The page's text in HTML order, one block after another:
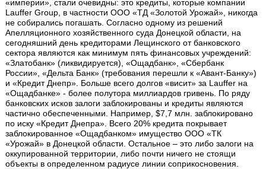
«империи», стали очевидны: это кредиты, которые компании
Lauffer Group, в частности ООО «ТД «Золотой Урожай», никогда
не собирались погашать. Согласно одному из решений
Апелляционного хозяйственного суда Донецкой области, на
сегодняшний день кредиторами Лещинского от банковского
сектора являются как минимум пять финансовых учреждений:
«Златобанк» (ликвидируется), «Ощадбанк», «Сбербанк
России», «Дельта Банк» (требования перешли к «Авант-Банку»)
и «Кредит Днепр». Больше всего долгов «висит» за Lauffer на
«Ощадбанке» - более полутора миллиардов гривень. По ряду
банковских исков залоги заблокированы и кредиты являются
частично обеспеченными. Например, $7,7 млн. заблокировано
по иску «Кредит Днепра». Всего 20% кредита покрывает
заблокированное «Ощадбанком» имущество ООО «ТК
«Урожай» в Донецкой области. Остальное – это либо залоги на
оккупированной территории, либо почти ничего не стоящи
объекты в определенном радиусе линии соприкосновения.